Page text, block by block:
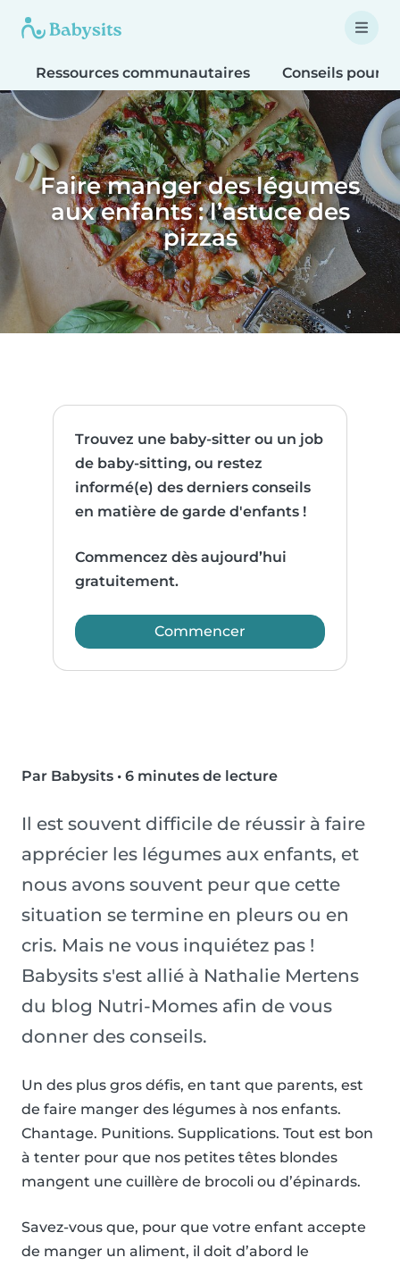
Ressources communautaires Conseils pour
Faire manger des légumes
aux enfants : l’astuce des
pizzas
Trouvez une baby-sitter ou un job
de baby-sitting, ou restez
informé(e) des derniers conseils
en matière de garde d'enfants !
Commencez dès aujourd’hui
gratuitement.
Commencer
Par Babysits • 6 minutes de lecture
Il est souvent difficile de réussir à faire
apprécier les légumes aux enfants, et
nous avons souvent peur que cette
situation se termine en pleurs ou en
cris. Mais ne vous inquiétez pas !
Babysits s'est allié à Nathalie Mertens
du blog Nutri-Momes afin de vous
donner des conseils.
Un des plus gros défis, en tant que parents, est
de faire manger des légumes à nos enfants.
Chantage. Punitions. Supplications. Tout est bon
à tenter pour que nos petites têtes blondes
mangent une cuillère de brocoli ou d’épinards.
Savez-vous que, pour que votre enfant accepte
de manger un aliment, il doit d’abord le